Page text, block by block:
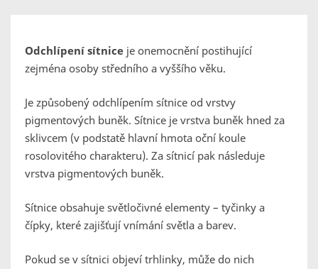
Odchlípení sítnice je onemocnění postihující
zejména osoby středního a vyššího věku.
Je způsobený odchlípením sítnice od vrstvy
pigmentových buněk. Sítnice je vrstva buněk hned za
sklivcem (v podstatě hlavní hmota oční koule
rosolovitého charakteru). Za sítnicí pak následuje
vrstva pigmentových buněk.
Sítnice obsahuje světločivné elementy – tyčinky a
čípky, které zajišťují vnímání světla a barev.
Pokud se v sítnici objeví trhlinky, může do nich